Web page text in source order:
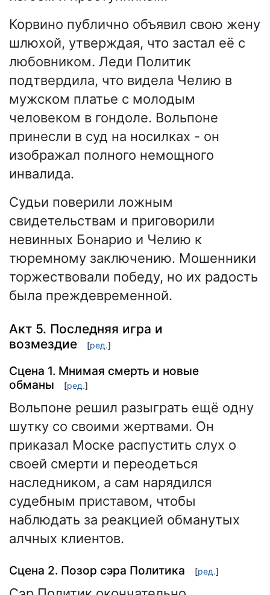
Корвино публично объявил свою жену
шлюхой, утверждая, что застал её с
любовником. Леди Политик
подтвердила, что видела Челию в
мужском платье с молодым
человеком в гондоле. Вольпоне
принесли в суд на носилках - он
изображал полного немощного
инвалида.
Судьи поверили ложным
свидетельствам и приговорили
невинных Бонарио и Челию к
тюремному заключению. Мошенники
торжествовали победу, но их радость
была преждевременной.
Акт 5. Последняя игра и
возмездие
[ред.]
Сцена 1. Мнимая смерть и новые
обманы
[ред.]
Вольпоне решил разыграть ещё одну
шутку со своими жертвами. Он
приказал Моске распустить слух о
своей смерти и переодеться
наследником, а сам нарядился
судебным приставом, чтобы
наблюдать за реакцией обманутых
алчных клиентов.
Сцена 2. Позор сэра Политика [ред.]